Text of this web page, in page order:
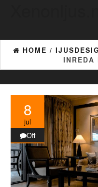
HOME /
INREDA
8
jul
Off